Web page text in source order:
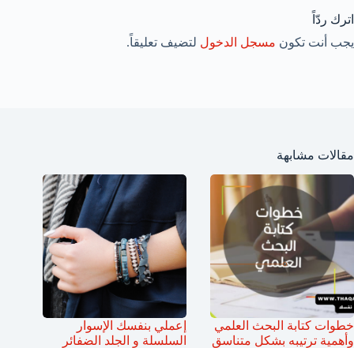
اترك ردّاً
يجب أنت تكون مسجل الدخول لتضيف تعليقاً.
مقالات مشابهة
خطوات كتابة البحث العلمي
وأهمية ترتيبه بشكل متناسق
إعملي بنفسك الإسوار
السلسلة و الجلد الضفائر